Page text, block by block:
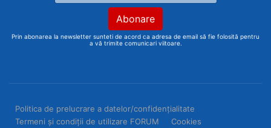
Prin abonarea la newsletter sunteti de acord ca adresa de email să fie folosită pentru
a vă trimite comunicari viitoare.
Politica de prelucrare a datelor/confidențialitate
Termeni și condiții de utilizare FORUM
Cookies